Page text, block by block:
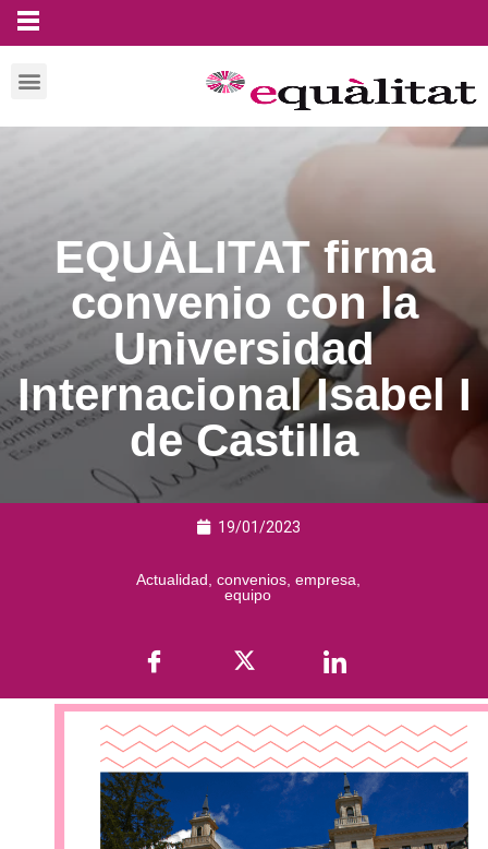
EQUÀLITAT firma
convenio con la
Universidad
Internacional Isabel I
de Castilla
19/01/2023
Actualidad convenios, empresa
equipo